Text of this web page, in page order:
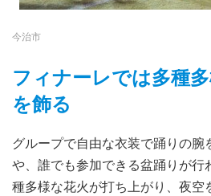
今治市
フィナーレでは多種
を飾る
グループで自由な衣装で踊りの腕
や、誰でも参加できる盆踊りが行
種多様な花火が打ち上がり、夜空